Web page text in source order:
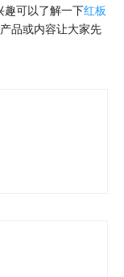
趣可以了解一下红板
品或内容让大家先